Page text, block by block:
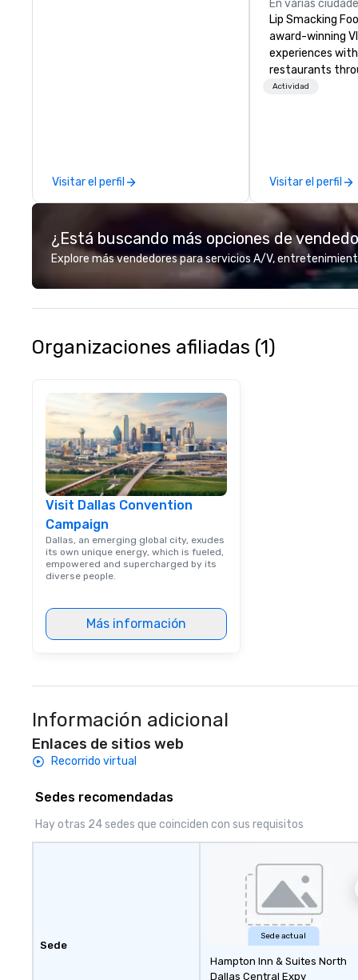
Visitar el perfil
En varias
Lip Smacking
award-winning
experiences
restaurants
United States.
parade of
craft cocktails
with complete
unique
the opportunity
different
venue to mix,
network. Each
escorting large
utmost care,
down dinner,
engage the
take place at
restaurants, with
between, there
opportunities
different people
down at each
traverse along
Actividad
Visitar el perfil
¿Está buscando más opciones de
Explore más vendedores para servicios A/V,
Organizaciones afiliadas (1)
Visit Dallas Convention
Campaign
Dallas, an emerging global city, exudes
its own unique energy, which is fueled,
empowered and supercharged by its
diverse people.
Más información
Información adicional
Enlaces de sitios web
Recorrido virtual
Sedes recomendadas
Hay otras 24 sedes que coinciden con sus requisitos
Sede
Sede actual
Hampton Inn & Suites North
Dallas Central Expy